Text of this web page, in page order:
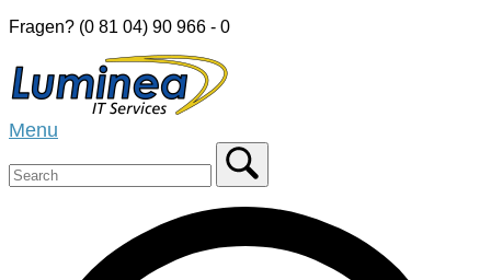
Skip
content
Fragen? (0 81 04) 90 966 - 0
Home
Menu